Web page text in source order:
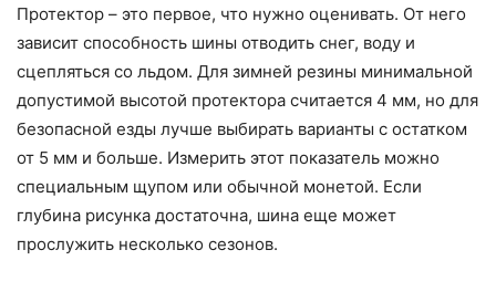
Протектор – это первое, что нужно оценивать. От него
зависит способность шины отводить снег, воду и
сцепляться со льдом. Для зимней резины минимальной
допустимой высотой протектора считается 4 мм, но для
безопасной езды лучше выбирать варианты с остатком
от 5 мм и больше. Измерить этот показатель можно
специальным щупом или обычной монетой. Если
глубина рисунка достаточна, шина еще может
прослужить несколько сезонов.